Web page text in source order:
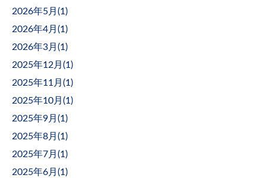
2026年5月(1 )
2026年4月(1 )
2026年3月(1 )
2025年12月(1 )
2025年11月(1 )
2025年10月(1 )
2025年9月(1 )
2025年8月(1 )
2025年7月(1 )
2025年6月(1 )